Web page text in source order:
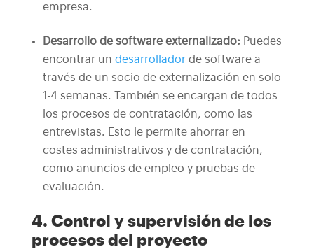
empresa.
Desarrollo de software externalizado: Puedes
encontrar un desarrolladorde software a
través de un socio de externalización en solo
1-4 semanas. También se encargan de todos
los procesos de contratación, como las
entrevistas. Esto le permite ahorrar en
costes administrativos y de contratación,
como anuncios de empleo y pruebas de
evaluación.
4. Control y supervisión de los
procesos del proyecto